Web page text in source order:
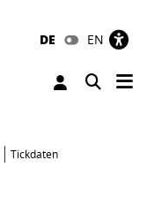
DE EN
Toggle
Tickdaten